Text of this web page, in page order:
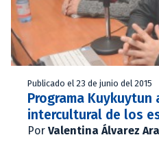
Publicado el 23 de junio del 2015
Programa
intercultural de los
Por Valentina Álvarez